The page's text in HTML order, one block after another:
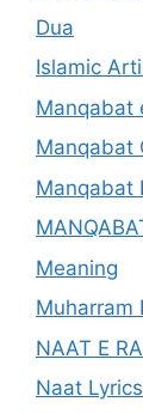
Dua
Islamic
Manqabat
Manqabat
Manqabat
Meaning
Muharram
NAAT E
Naat Lyrics